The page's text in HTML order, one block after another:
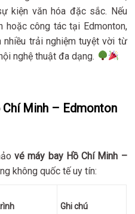
kiện văn hóa đặc sắc. Nếu
hoặc công tác tại Edmonton,
trải nghiệm tuyệt vời từ
nghệ thuật đa dạng.
Chí Minh – Edmonton
vé máy bay Hồ Chí Minh –
không quốc tế uy tín:
Ghi chú